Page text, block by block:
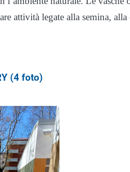
attività legate alla semina, alla
(4 foto)